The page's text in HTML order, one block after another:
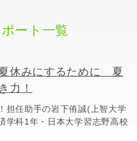
ート一覧
休みにするために 夏
力！
担任助手の岩下侑誠(上智大学
学科1年・日本大学習志野高校